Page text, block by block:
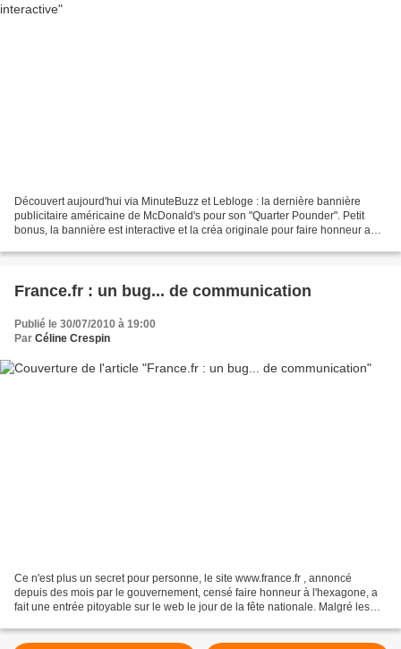
Découvert aujourd'hui via MinuteBuzz et Lebloge : la dernière bannière
publicitaire américaine de McDonald's pour son "Quarter Pounder". Petit
bonus, la bannière est interactive et la créa originale pour faire honneur au
France.fr : un bug... de communication
Publié le 30/07/2010 à 19:00
Par Céline Crespin
Ce n'est plus un secret pour personne, le site www.france.fr , annoncé
depuis des mois par le gouvernement, censé faire honneur à l'hexagone, a
fait une entrée pitoyable sur le web le jour de la fête nationale. Malgré les